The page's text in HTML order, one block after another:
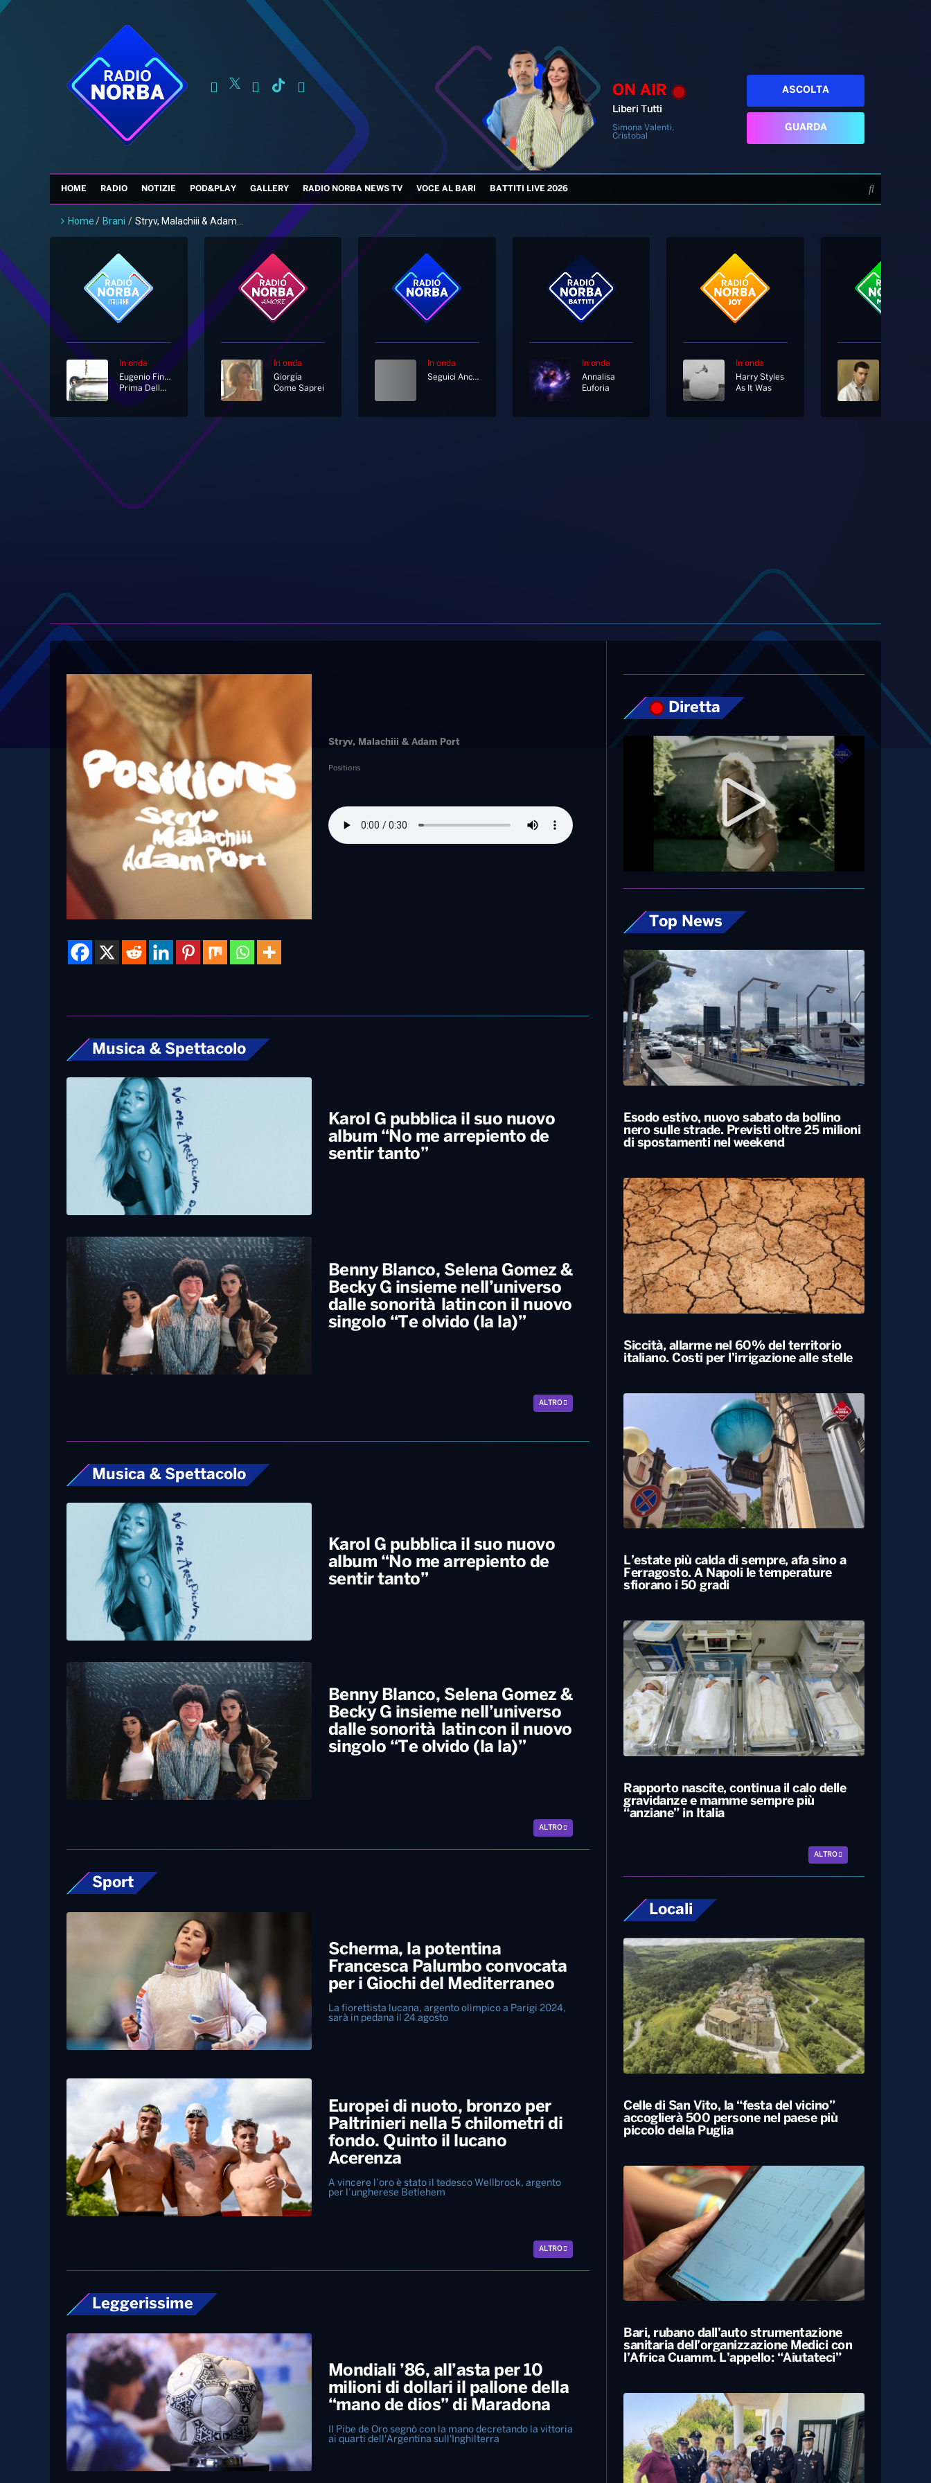
ON AIR
Liberi Tutti
Simona Valenti,
Cristobal
ASCOLTA
GUARDA
HOME RADIO NOTIZIE POD&PLAY GALLERY RADIO NORBA NEWS TV VOCE AL BARI BATTITI LIVE 2026
Home/ Brani / Stryv, Malachiii & Adam...
In onda
Eugenio Finardi
Prima Della Guerra
In onda
Giorgia
Come Saprei
In onda
Seguici Anche In Diretta Tv Al Canale 11 E 730 Di Sky
In onda
Annalisa
Euforia
In onda
Harry Styles
As It Was
Stryv, Malachiii & Adam Port
Positions
Musica & Spettacolo
Karol G pubblica il suo nuovo
album “No me arrepiento de
sentir tanto”
Benny Blanco, Selena Gomez &
Becky G insieme nell’universo
dalle sonorità latin con il nuovo
singolo “Te olvido (la la)”
ALTRO
Musica & Spettacolo
Karol G pubblica il suo nuovo
album “No me arrepiento de
sentir tanto”
Benny Blanco, Selena Gomez &
Becky G insieme nell’universo
dalle sonorità latin con il nuovo
singolo “Te olvido (la la)”
ALTRO
Sport
Scherma, la potentina
Francesca Palumbo convocata
per i Giochi del Mediterraneo
La fiorettista lucana, argento olimpico a Parigi 2024,
sarà in pedana il 24 agosto
Europei di nuoto, bronzo per
Paltrinieri nella 5 chilometri di
fondo. Quinto il lucano
Acerenza
A vincere l’oro è stato il tedesco Wellbrock, argento
per l’ungherese Betlehem
ALTRO
Leggerissime
Mondiali ’86, all’asta per 10
milioni di dollari il pallone della
“mano de dios” di Maradona
Il Pibe de Oro segnò con la mano decretando la vittoria
ai quarti dell'Argentina sull'Inghilterra
Diretta
Top News
Esodo estivo, nuovo sabato da bollino
nero sulle strade. Previsti oltre 25 milioni
di spostamenti nel weekend
Siccità, allarme nel 60% del territorio
italiano. Costi per l’irrigazione alle stelle
L’estate più calda di sempre, afa sino a
Ferragosto. A Napoli le temperature
sfiorano i 50 gradi
Rapporto nascite, continua il calo delle
gravidanze e mamme sempre più
“anziane” in Italia
ALTRO
Locali
Celle di San Vito, la “festa del vicino”
accoglierà 500 persone nel paese più
piccolo della Puglia
Bari, rubano dall’auto strumentazione
sanitaria dell’organizzazione Medici con
l’Africa Cuamm. L’appello: “Aiutateci”